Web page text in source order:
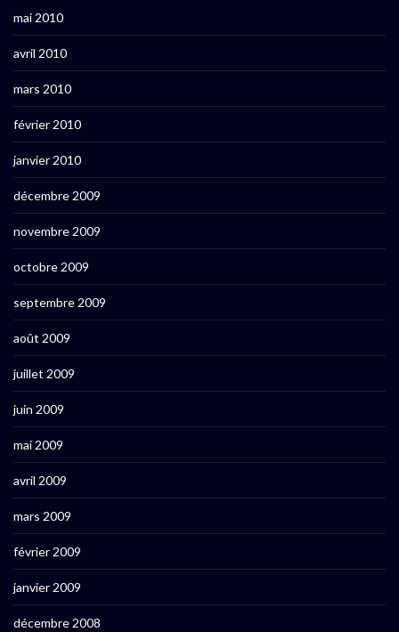
mai 2010
avril 2010
mars 2010
février 2010
janvier 2010
décembre 2009
novembre 2009
octobre 2009
septembre 2009
août 2009
juillet 2009
juin 2009
mai 2009
avril 2009
mars 2009
février 2009
janvier 2009
décembre 2008